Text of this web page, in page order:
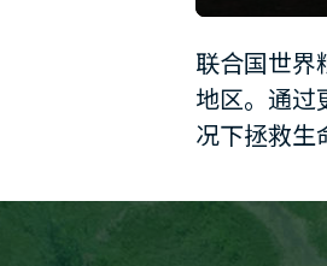
of
minute,
12
seconds
联合国世界
地区。通过
况下拯救生